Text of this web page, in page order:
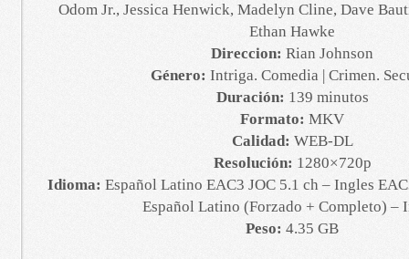
Odom Jr., Jessica Henwick, Madelyn Cline, Dave
Ethan Hawke
Direccion: Rian Johnson
Género: Intriga. Comedia | Crimen.
Duración: 139 minutos
Formato: MKV
Calidad: WEB-DL
Resolución: 1280×720p
Idioma: Español Latino EAC3 JOC 5.1 ch – Ingles
Español Latino (Forzado + Completo) –
Peso: 4.35 GB